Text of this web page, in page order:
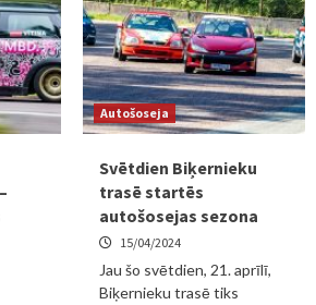
Autošoseja
Svētdien Biķernieku
trasē startēs
autošosejas sezona
15/04/2024
Jau šo svētdien, 21. aprīlī,
Biķernieku trasē tiks